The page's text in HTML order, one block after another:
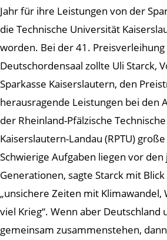
Jahr für ihre Leistungen von der
die Technische Universität
worden. Bei der 41. Preisverleihung
Deutschordensaal zollte Uli Starck,
Sparkasse Kaiserslautern, den
herausragende Leistungen bei den
der Rheinland-Pfälzische
Kaiserslautern-Landau (RPTU)
Schwierige Aufgaben liegen vor den
Generationen, sagte Starck mit
„unsichere Zeiten mit Klimawandel,
viel Krieg“. Wenn aber Deutschland
gemeinsam zusammenstehen,